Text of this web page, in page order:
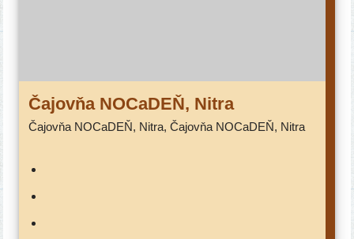
Čajovňa NOCaDEŇ, Nitra
Čajovňa NOCaDEŇ, Nitra, Čajovňa NOCaDEŇ, Nitra